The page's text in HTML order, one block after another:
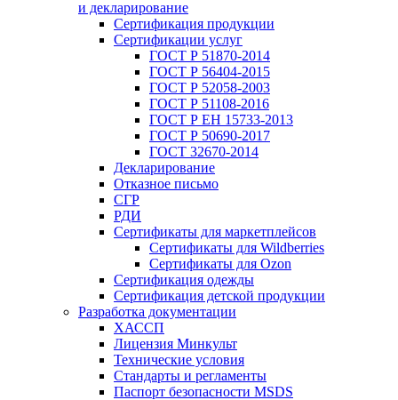
и декларирование
Сертификация продукции
Сертификации услуг
ГОСТ Р 51870-2014
ГОСТ Р 56404-2015
ГОСТ Р 52058-2003
ГОСТ Р 51108-2016
ГОСТ Р ЕН 15733-2013
ГОСТ Р 50690-2017
ГОСТ 32670-2014
Декларирование
Отказное письмо
СГР
РДИ
Сертификаты для маркетплейсов
Сертификаты для Wildberries
Сертификаты для Ozon
Сертификация одежды
Сертификация детской продукции
Разработка документации
ХАССП
Лицензия Минкульт
Технические условия
Стандарты и регламенты
Паспорт безопасности MSDS